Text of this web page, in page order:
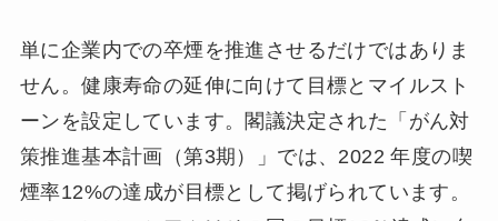
単に企業内での卒煙を推進させるだけではありま
せん。健康寿命の延伸に向けて目標とマイルスト
ーンを設定しています。閣議決定された「がん対
策推進基本計画（第3期）」では、2022 年度の喫
煙率12%の達成が目標として掲げられています。